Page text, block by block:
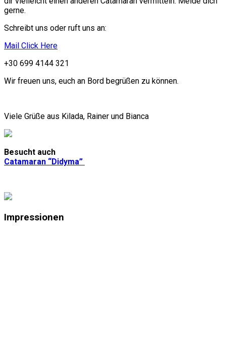
gerne.
Schreibt uns oder ruft uns an:
Mail Click Here
+30 699 4144 321
Wir freuen uns, euch an Bord begrüßen zu können.
Viele Grüße aus Kilada, Rainer und Bianca
Besucht auch
Catamaran “Didyma”
Impressionen